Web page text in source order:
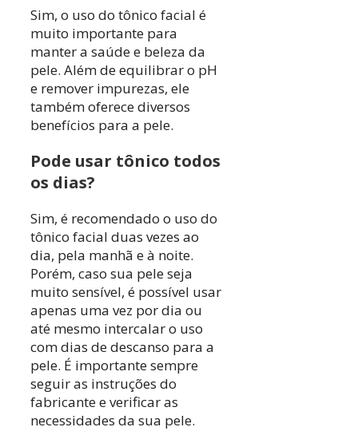
Sim, o uso do tônico facial é
muito importante para
manter a saúde e beleza da
pele. Além de equilibrar o pH
e remover impurezas, ele
também oferece diversos
benefícios para a pele.
Pode usar tônico todos
os dias?
Sim, é recomendado o uso do
tônico facial duas vezes ao
dia, pela manhã e à noite.
Porém, caso sua pele seja
muito sensível, é possível usar
apenas uma vez por dia ou
até mesmo intercalar o uso
com dias de descanso para a
pele. É importante sempre
seguir as instruções do
fabricante e verificar as
necessidades da sua pele.